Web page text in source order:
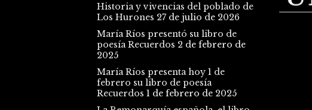
Historia y vivencias del poblado de
Los Hurones 27 de julio de 2026
María Ríos presentó su libro de
poesía Recuerdos 2 de febrero de
2025
María Ríos presenta hoy 1 de
febrero su libro de poesía
Recuerdos 1 de febrero de 2025